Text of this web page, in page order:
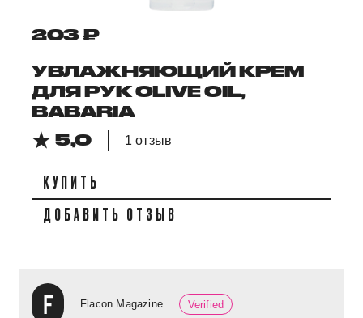
203 ₽
УВЛАЖНЯЮЩИЙ КРЕМ
ДЛЯ РУК OLIVE OIL,
BABARIA
5,0
1 отзыв
КУПИТЬ
ДОБАВИТЬ ОТЗЫВ
Flacon Magazine Verified